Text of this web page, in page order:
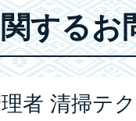
するお
者 清掃テ